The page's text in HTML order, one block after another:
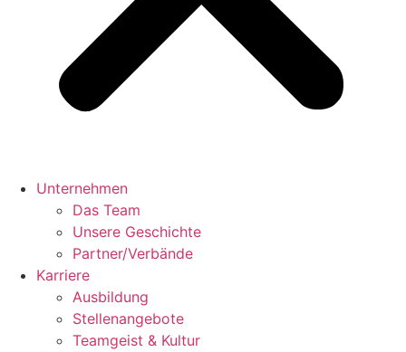
Unternehmen
Das Team
Unsere Geschichte
Partner/Verbände
Karriere
Ausbildung
Stellenangebote
Teamgeist & Kultur